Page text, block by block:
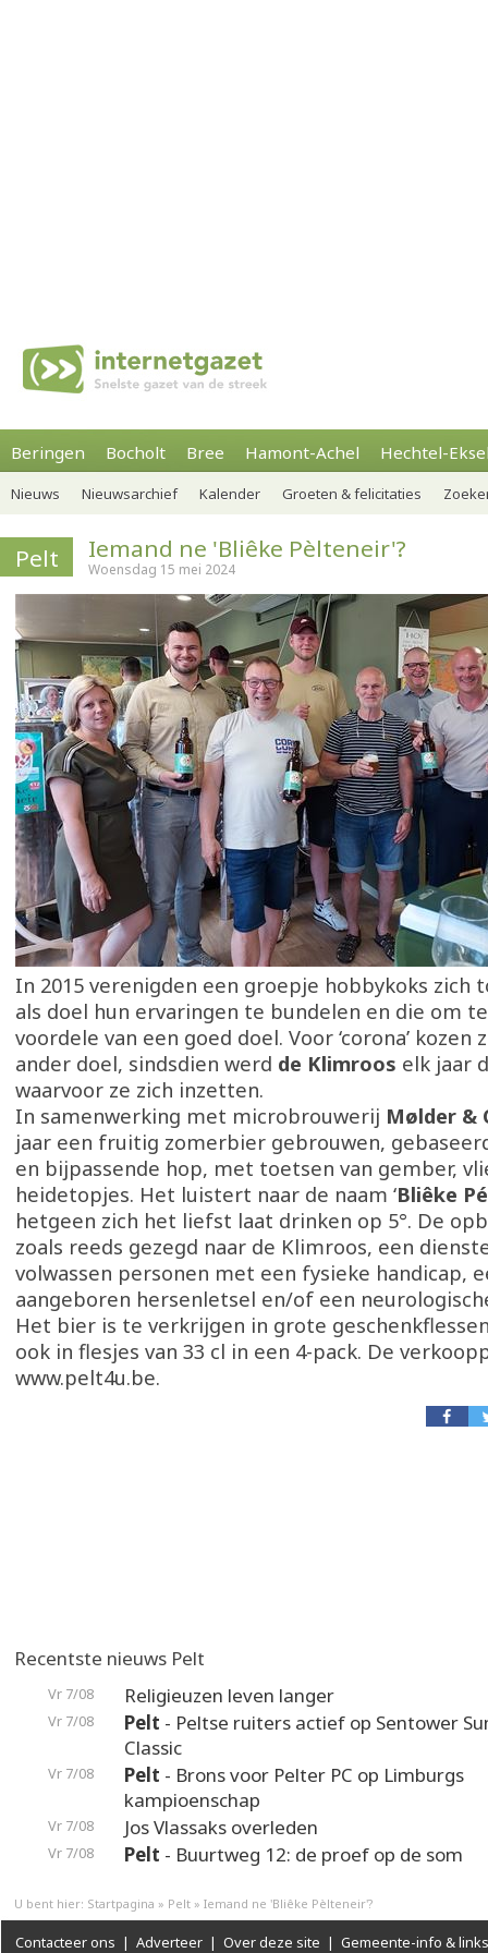
Beringen Bocholt Bree Hamont-Achel Hechtel-
Nieuws Nieuwsarchief Kalender Groeten & felicitaties
Pelt Iemand ne 'Bliêke Pèlteneir'?
Woensdag 15 mei 2024
In 2015 verenigden een groepje hobbykoks zich
als doel hun ervaringen te bundelen en die om
voordele van een goed doel. Voor ‘corona’ kozen
ander doel, sindsdien werd de Klimroos elk jaar
waarvoor ze zich inzetten.
In samenwerking met microbrouwerij Mølder &
jaar een fruitig zomerbier gebrouwen,
en bijpassende hop, met toetsen van gember,
heidetopjes. Het luistert naar de naam ‘Bliêke
hetgeen zich het liefst laat drinken op 5°. De
zoals reeds gezegd naar de Klimroos, een
volwassen personen met een fysieke handicap,
aangeboren hersenletsel en/of een
Het bier is te verkrijgen in grote
ook in flesjes van 33 cl in een 4-pack. De
www.pelt4u.be.
Recentste nieuws Pelt
Vr 7/08 Religieuzen leven langer
Vr 7/08 Pelt - Peltse ruiters actief op Sentower
Classic
Vr 7/08 Pelt - Brons voor Pelter PC op Limburgs
kampioenschap
Vr 7/08 Jos Vlassaks overleden
Vr 7/08 Pelt - Buurtweg 12: de proef op de som
U bent hier: Startpagina » Pelt » Iemand ne 'Bliêke Pèlteneir'?
Contacteer ons | Adverteer | Over deze site | Gemeente-info & links